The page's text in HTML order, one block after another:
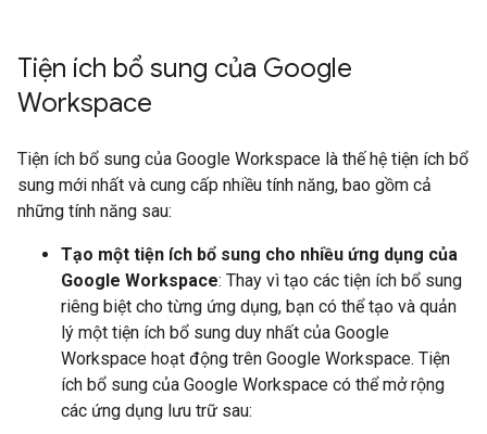
Tiện ích bổ sung của Google
Workspace
Tiện ích bổ sung của Google Workspace là thế hệ tiện ích bổ
sung mới nhất và cung cấp nhiều tính năng, bao gồm cả
những tính năng sau:
Tạo một tiện ích bổ sung cho nhiều ứng dụng của
Google Workspace: Thay vì tạo các tiện ích bổ sung
riêng biệt cho từng ứng dụng, bạn có thể tạo và quản
lý một tiện ích bổ sung duy nhất của Google
Workspace hoạt động trên Google Workspace. Tiện
ích bổ sung của Google Workspace có thể mở rộng
các ứng dụng lưu trữ sau: